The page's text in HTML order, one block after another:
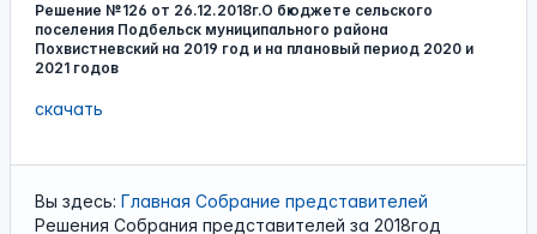
Решение №126 от 26.12.2018г.О бюджете сельского
поселения Подбельск муниципального района
Похвистневский на 2019 год и на плановый период 2020 и
2021 годов
скачать
Вы здесь: Главная Собрание представителей
Решения Собрания представителей за 2018год